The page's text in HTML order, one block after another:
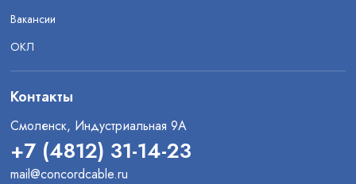
Вакансии
ОКЛ
Контакты
Смоленск, Индустриальная 9А
+7 (4812) 31-14-23
mail@concordcable.ru